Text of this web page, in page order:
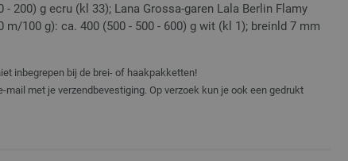
- 200) g ecru (kl 33); Lana Grossa-garen Lala Berlin Flamy
m/100 g): ca. 400 (500 - 500 - 600) g wit (kl 1); breinld 7 mm
inbegrepen bij de brei- of haakpakketten!
met je verzendbevestiging. Op verzoek kun je ook een gedrukt